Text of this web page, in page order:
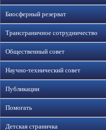
Биосферный резерват
Трансграничное сотрудничество
Общественный совет
Научно-технический совет
Публикации
Помогать
Детская страничка